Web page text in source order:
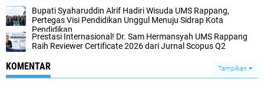
Bupati Syaharuddin Alrif Hadiri Wisuda UMS Rappang,
Pertegas Visi Pendidikan Unggul Menuju Sidrap Kota
Pendidikan
Prestasi Internasional! Dr. Sam Hermansyah UMS Rappang
Raih Reviewer Certificate 2026 dari Jurnal Scopus Q2
KOMENTAR Tampilkan